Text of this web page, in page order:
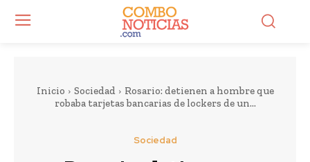
Inicio Sociedad
Rosario: detienen a hombre que
robaba tarjetas bancarias de lockers de un...
Sociedad